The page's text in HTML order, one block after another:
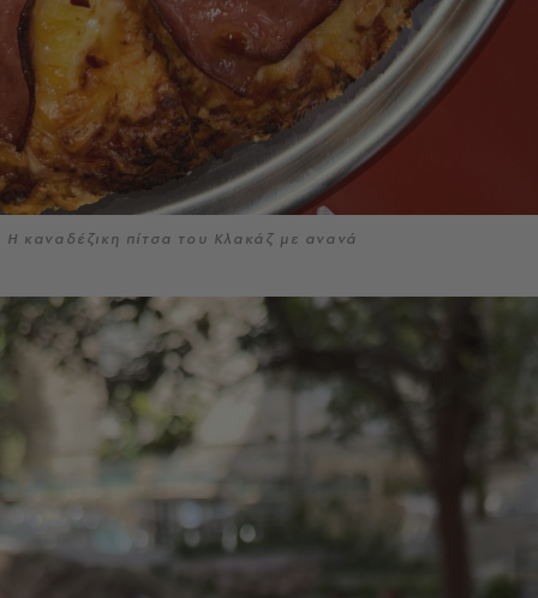
Η καναδέζικη πίτσα του Κλακάζ με ανανά